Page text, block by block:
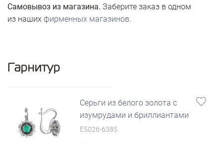
Самовывоз из магазина. Заберите заказ в одном
из наших фирменных магазинов.
Гарнитур
Серьги из белого золота с
изумрудами и бриллиантами
E5026-6385